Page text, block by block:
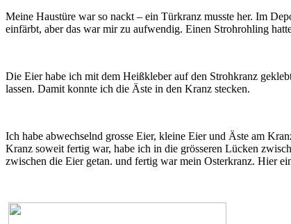
Meine Haustüre war so nackt – ein Türkranz musste her. Im
einfärbt, aber das war mir zu aufwendig. Einen Strohrohling
Die Eier habe ich mit dem Heißkleber auf den Strohkranz
lassen. Damit konnte ich die Äste in den Kranz stecken.
Ich habe abwechselnd grosse Eier, kleine Eier und Äste am
Kranz soweit fertig war, habe ich in die grösseren Lücken
zwischen die Eier getan. und fertig war mein Osterkranz. Hier